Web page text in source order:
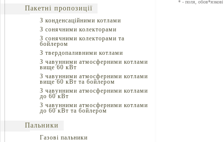
Пакетні пропозиції
З конденсаційними котлами
З сонячними колекторами
З сонячними колекторами та
бойлером
З твердопаливними котлами
З чавунними атмосферними котлами
вище 60 кВт
З чавунними атмосферними котлами
вище 60 кВт та бойлером
З чавунними атмосферними котлами
до 60 кВт
З чавунними атмосферними котлами
до 60 кВт та бойлером
Пальники
Газові пальники
* - поля,